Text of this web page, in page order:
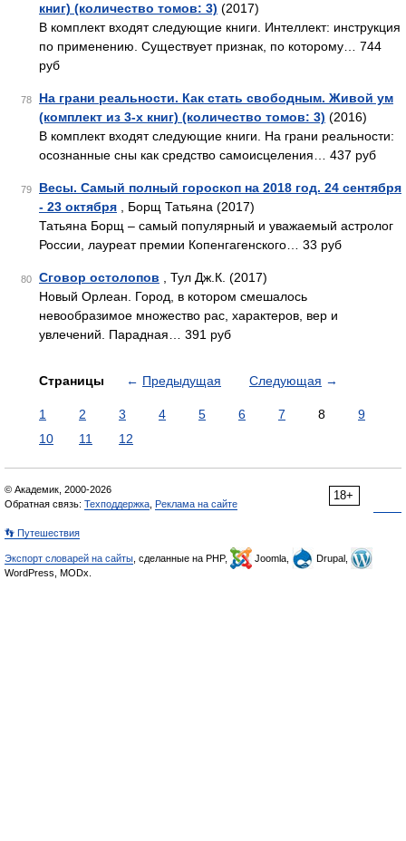
книг) (количество томов: 3) (2017)
В комплект входят следующие книги. Интеллект: инструкция
по применению. Существует признак, по которому… 744
руб
78
На грани реальности. Как стать свободным. Живой ум
(комплект из 3-х книг) (количество томов: 3) (2016)
В комплект входят следующие книги. На грани реальности:
осознанные сны как средство самоисцеления… 437 руб
79
Весы. Самый полный гороскоп на 2018 год. 24 сентября
- 23 октября , Борщ Татьяна (2017)
Татьяна Борщ – самый популярный и уважаемый астролог
России, лауреат премии Копенгагенского… 33 руб
80 Сговор остолопов , Тул Дж.К. (2017)
Новый Орлеан. Город, в котором смешалось
невообразимое множество рас, характеров, вер и
увлечений. Парадная… 391 руб
Страницы ← Предыдущая Следующая →
1 2 3 4 5 6 7 8
9
10
11 12
18+
© Академик, 2000-2026
Обратная связь: Техподдержка Реклама на сайте
👣 Путешествия
Экспорт словарей на сайты , сделанные на PHP, Joomla,
Drupal,
WordPress, MODx.